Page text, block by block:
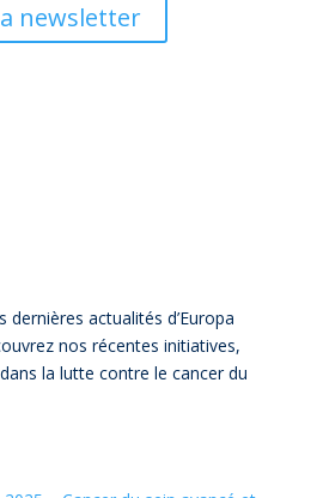
newsletter
dernières actualités d’Europa
nos récentes initiatives,
la lutte contre le cancer du